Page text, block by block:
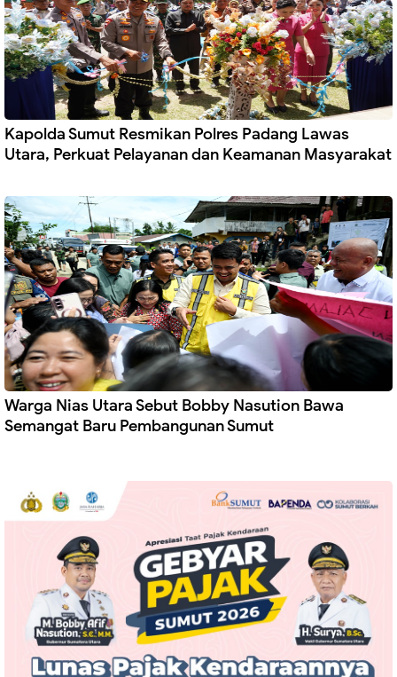
Kapolda Sumut Resmikan Polres Padang Lawas
Utara, Perkuat Pelayanan dan Keamanan Masyarakat
Warga Nias Utara Sebut Bobby Nasution Bawa
Semangat Baru Pembangunan Sumut